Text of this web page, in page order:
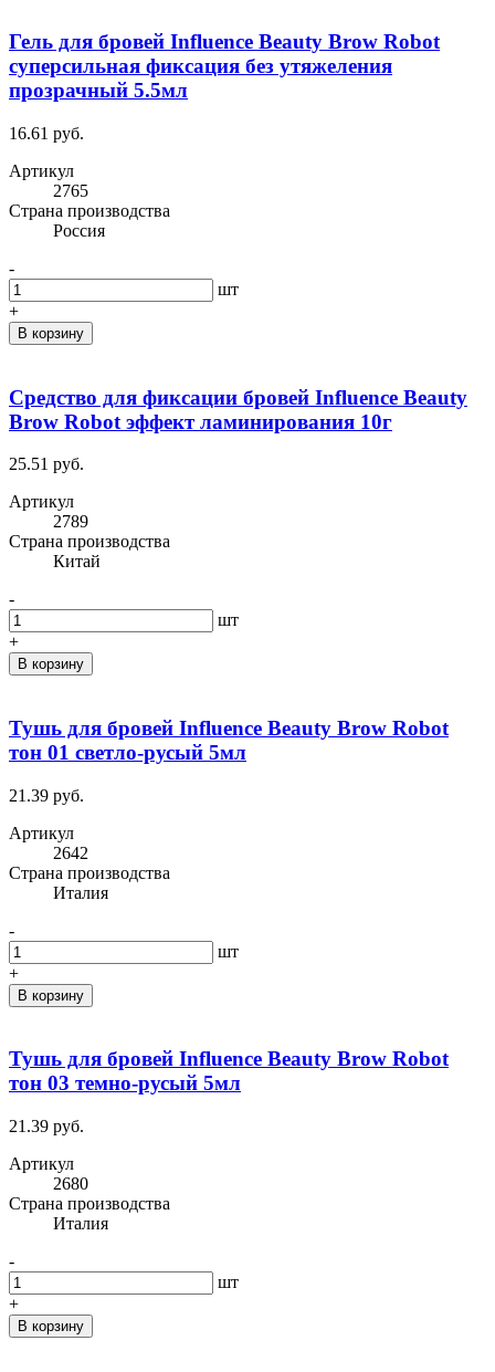
Гель для бровей Influence Beauty Brow Robot
суперсильная фиксация без утяжеления
прозрачный 5.5мл
16.61 руб.
Артикул
2765
Cтрана производства
Россия
-
шт
+
В корзину
Средство для фиксации бровей Influence Beauty
Brow Robot эффект ламинирования 10г
25.51 руб.
Артикул
2789
Cтрана производства
Китай
-
шт
+
В корзину
Тушь для бровей Influence Beauty Brow Robot
тон 01 светло-русый 5мл
21.39 руб.
Артикул
2642
Cтрана производства
Италия
-
шт
+
В корзину
Тушь для бровей Influence Beauty Brow Robot
тон 03 темно-русый 5мл
21.39 руб.
Артикул
2680
Cтрана производства
Италия
-
шт
+
В корзину